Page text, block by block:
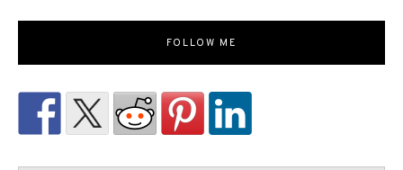
FOLLOW ME